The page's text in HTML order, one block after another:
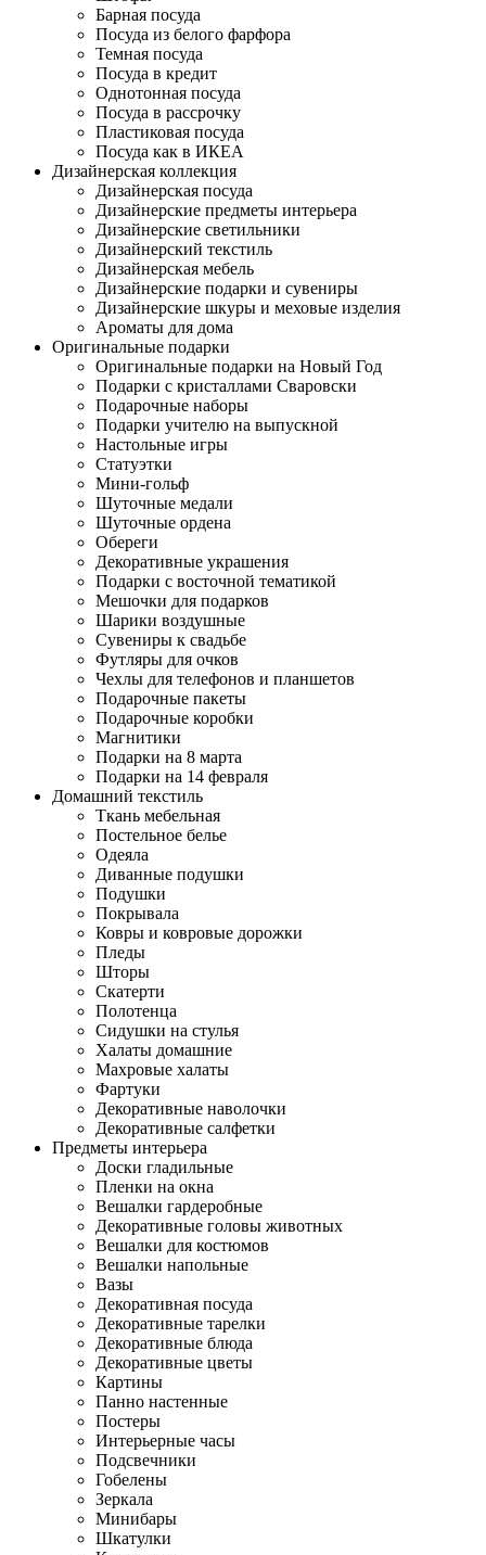
Барная посуда
Посуда из белого фарфора
Темная посуда
Посуда в кредит
Однотонная посуда
Посуда в рассрочку
Пластиковая посуда
Посуда как в ИКЕА
Дизайнерская коллекция
Дизайнерская посуда
Дизайнерские предметы интерьера
Дизайнерские светильники
Дизайнерский текстиль
Дизайнерская мебель
Дизайнерские подарки и сувениры
Дизайнерские шкуры и меховые изделия
Ароматы для дома
Оригинальные подарки
Оригинальные подарки на Новый Год
Подарки с кристаллами Сваровски
Подарочные наборы
Подарки учителю на выпускной
Настольные игры
Статуэтки
Мини-гольф
Шуточные медали
Шуточные ордена
Обереги
Декоративные украшения
Подарки с восточной тематикой
Мешочки для подарков
Шарики воздушные
Сувениры к свадьбе
Футляры для очков
Чехлы для телефонов и планшетов
Подарочные пакеты
Подарочные коробки
Магнитики
Подарки на 8 марта
Подарки на 14 февраля
Домашний текстиль
Ткань мебельная
Постельное белье
Одеяла
Диванные подушки
Подушки
Покрывала
Ковры и ковровые дорожки
Пледы
Шторы
Скатерти
Полотенца
Сидушки на стулья
Халаты домашние
Махровые халаты
Фартуки
Декоративные наволочки
Декоративные салфетки
Предметы интерьера
Доски гладильные
Пленки на окна
Вешалки гардеробные
Декоративные головы животных
Вешалки для костюмов
Вешалки напольные
Вазы
Декоративная посуда
Декоративные тарелки
Декоративные блюда
Декоративные цветы
Картины
Панно настенные
Постеры
Интерьерные часы
Подсвечники
Гобелены
Зеркала
Минибары
Шкатулки